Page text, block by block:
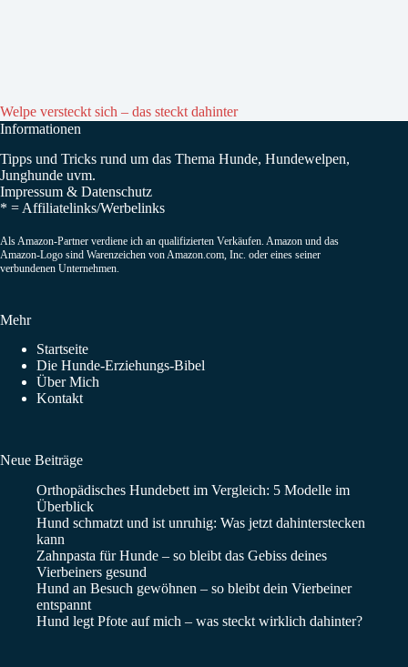
Welpe versteckt sich – das steckt dahinter
Informationen
Tipps und Tricks rund um das Thema Hunde, Hundewelpen,
Junghunde uvm.
Impressum & Datenschutz
* = Affiliatelinks/Werbelinks
Als Amazon-Partner verdiene ich an qualifizierten Verkäufen. Amazon und das
Amazon-Logo sind Warenzeichen von Amazon.com, Inc. oder eines seiner
verbundenen Unternehmen.
Mehr
Startseite
Die Hunde-Erziehungs-Bibel
Über Mich
Kontakt
Neue Beiträge
Orthopädisches Hundebett im Vergleich: 5 Modelle im
Überblick
Hund schmatzt und ist unruhig: Was jetzt dahinterstecken
kann
Zahnpasta für Hunde – so bleibt das Gebiss deines
Vierbeiners gesund
Hund an Besuch gewöhnen – so bleibt dein Vierbeiner
entspannt
Hund legt Pfote auf mich – was steckt wirklich dahinter?